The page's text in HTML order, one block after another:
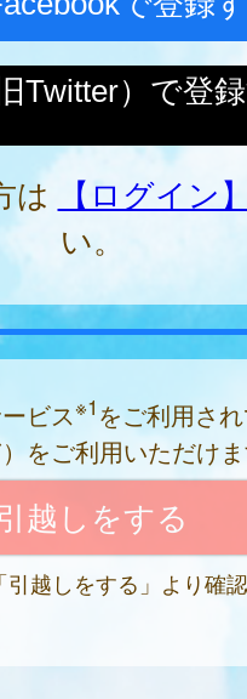
Twitter）で登
は
【ログイン
い。
ビス※1 をご利用さ
をご利用いただけ
越しをする」より確